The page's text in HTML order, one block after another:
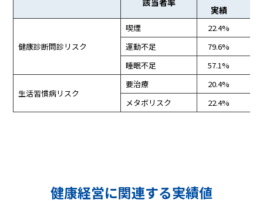
実績
健康診断問診リスク
喫煙 22.4%
運動不足
79.6%
睡眠不足
57.1%
生活習慣病リスク
要治療 20.4%
メタボリスク
22.4%
健康経営に関連する実績値